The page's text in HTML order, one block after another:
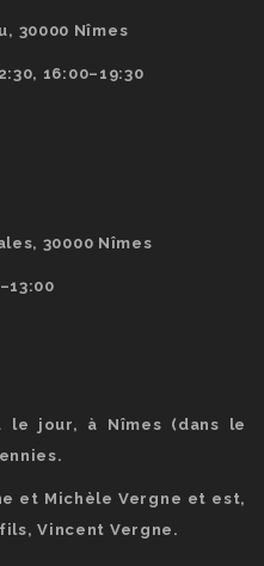
30000 Nîmes
16:00–19:30
30000 Nîmes
le jour, à Nîmes (dans le
et Michèle Vergne et est,
Vincent Vergne.